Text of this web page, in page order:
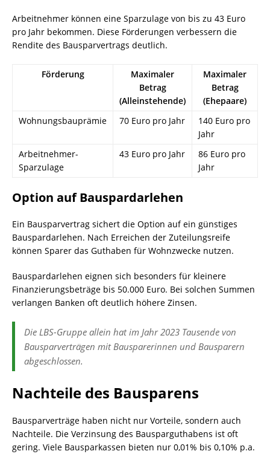
Arbeitnehmer können eine Sparzulage von bis zu 43 Euro
pro Jahr bekommen. Diese Förderungen verbessern die
Rendite des Bausparvertrags deutlich.
Förderung
Maximaler
Betrag
(Alleinstehende)
Maximaler
Betrag
(Ehepaare)
Wohnungsbauprämie
70 Euro pro Jahr
140 Euro pro
Jahr
Arbeitnehmer-
Sparzulage
43 Euro pro Jahr
86 Euro pro
Jahr
Option auf Bauspardarlehen
Ein Bausparvertrag sichert die Option auf ein günstiges
Bauspardarlehen. Nach Erreichen der Zuteilungsreife
können Sparer das Guthaben für Wohnzwecke nutzen.
Bauspardarlehen eignen sich besonders für kleinere
Finanzierungsbeträge bis 50.000 Euro. Bei solchen Summen
verlangen Banken oft deutlich höhere Zinsen.
Die LBS-Gruppe allein hat im Jahr 2023 Tausende von
Bausparverträgen mit Bausparerinnen und Bausparern
abgeschlossen.
Nachteile des Bausparens
Bausparverträge haben nicht nur Vorteile, sondern auch
Nachteile. Die Verzinsung des Bausparguthabens ist oft
gering. Viele Bausparkassen bieten nur 0,01% bis 0,10% p.a.